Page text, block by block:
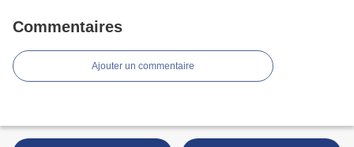
Commentaires
Ajouter un commentaire